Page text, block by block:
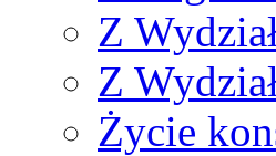
Z
Z
Życie